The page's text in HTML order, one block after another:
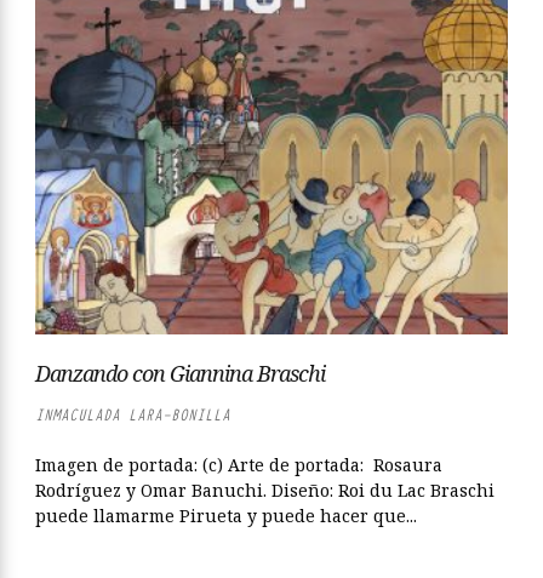
Danzando con Giannina Braschi
INMACULADA LARA-BONILLA
Imagen de portada: (c) Arte de portada: Rosaura
Rodríguez y Omar Banuchi. Diseño: Roi du Lac Braschi
puede llamarme Pirueta y puede hacer que...